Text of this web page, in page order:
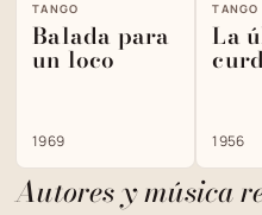
TANGO
Balada para
un loco
1969
TANGO
La
1956
Autores y música